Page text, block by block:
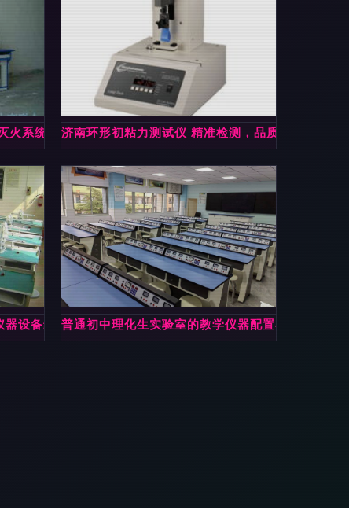
火系统实验实训装置解析
济南环形初粘力测试仪 精准检测，品质护航
器设备维护工作普通初中理化生实验室的教学仪器配置与建设指南